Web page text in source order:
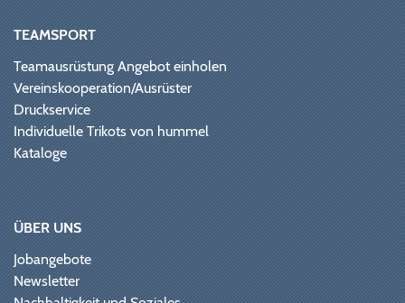
TEAMSPORT
Teamausrüstung Angebot einholen
Vereinskooperation/Ausrüster
Druckservice
Individuelle Trikots von hummel
Kataloge
ÜBER UNS
Jobangebote
Newsletter